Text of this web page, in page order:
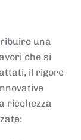
una
che si
il rigore
ricchezza